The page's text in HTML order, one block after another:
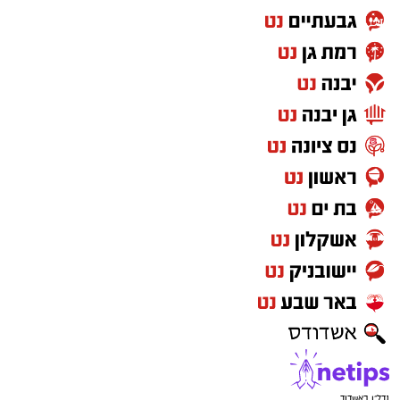
חשוב לדעת:
כלים חד פעמיים
חד פעמיים ושקיות ניילון לחוף. יוטלו קנסות על
המפרים.
שעות פעילות
7:45-16:45 א'-ה'. שישי שבת -7:45-17:15
כללי התנהגות בחופי הרחצה
הרחצה מותרת רק בחופים המוכרזים בשעות
הפעילות בלבד ולעיניהם של שירותי ההצלה
יש להישמע להוראות המצילים, להימנע